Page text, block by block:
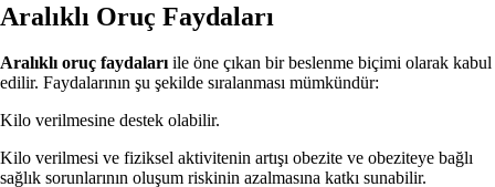
Aralıklı Oruç Faydaları
Aralıklı oruç faydalarıile öne çıkan bir beslenme biçimi olarak kabul
edilir. Faydalarının şu şekilde sıralanması mümkündür:
Kilo verilmesine destek olabilir.
Kilo verilmesi ve fiziksel aktivitenin artışı obezite ve obeziteye bağlı
sağlık sorunlarının oluşum riskinin azalmasına katkı sunabilir.